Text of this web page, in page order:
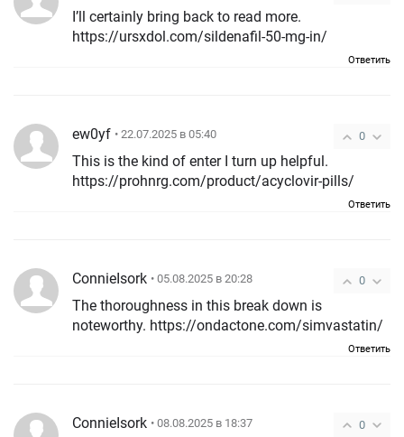
I’ll certainly bring back to read more.
https://ursxdol.com/sildenafil-50-mg-in/
Ответить
0
ew0yf • 22.07.2025 в 05:40
This is the kind of enter I turn up helpful.
https://prohnrg.com/product/acyclovir-pills/
Ответить
0
ConnieIsork • 05.08.2025 в 20:28
The thoroughness in this break down is
noteworthy. https://ondactone.com/simvastatin/
Ответить
0
ConnieIsork • 08.08.2025 в 18:37